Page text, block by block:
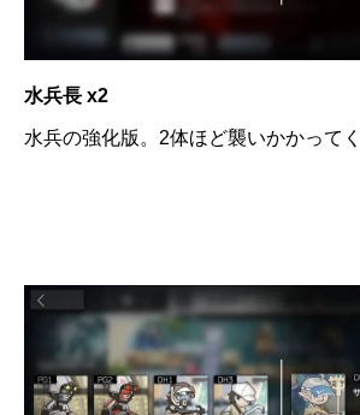
水兵長 x2
水兵の強化版。2体ほど襲いかかってく